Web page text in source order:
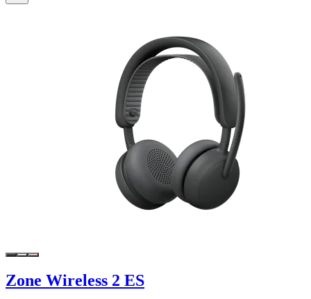
Zone Wireless 2 ES